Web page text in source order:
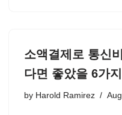
소액결제로 통신
다면 좋았을 6가지
by Harold Ramirez